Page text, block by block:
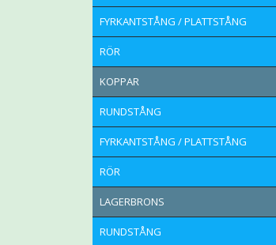
FYRKANTSTÅNG / PLATTSTÅNG
RÖR
KOPPAR
RUNDSTÅNG
FYRKANTSTÅNG / PLATTSTÅNG
RÖR
LAGERBRONS
RUNDSTÅNG